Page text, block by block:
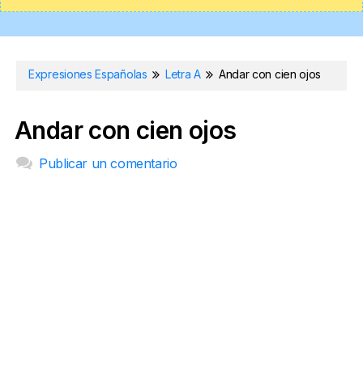
Expresiones Españolas Letra A Andar con cien ojos
Andar con cien ojos
Publicar un comentario